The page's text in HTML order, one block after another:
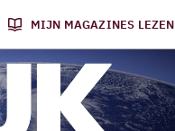
MIJN MAGAZINES LEZEN